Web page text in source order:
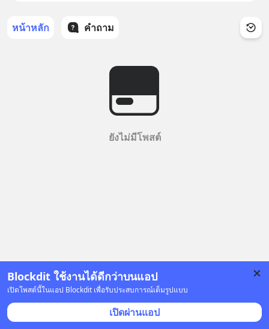
Blockdit ใช้งานได้ดีกว่าบนแอป
เปิดโพสต์นี้ในแอป Blockdit เพื่อรับประสบการณ์เต็มรูปแบบ
เปิดผ่านแอป
หน้าหลัก คำถาม
ยังไม่มีโพสต์